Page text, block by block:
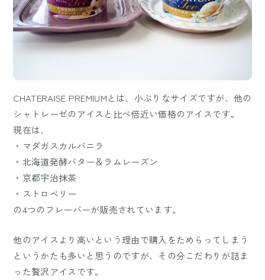
CHATERAISE PREMIUMとは、小ぶりなサイズですが、他の
シャトレーゼのアイスと比べ倍近い価格のアイスです。
現在は、
・マダガスカルバニラ
・北海道発酵バター＆ラムレーズン
・京都宇治抹茶
・ストロベリー
の4つのフレーバーが販売されています。
他のアイスより高いという理由で購入をためらってしまう
というかたも多いと思うのですが、その分こだわりが詰ま
った贅沢アイスです。